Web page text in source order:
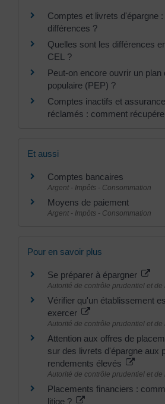
Comptes et livrets d'épargne :
différences ?
Quelles sont les différences
CEL ?
Peut-on encore ouvrir un plan
populaire (PEP) ?
Comptes inactifs et
réclamés : comment
Et aussi
Comptes bancaires
Argent - Impôts - Consommation
Moyens de paiement
Argent - Impôts - Consommation
Pour en savoir plus
Se préparer à épargner
Autorité de contrôle prudentiel et de
Vérifier qu'un établissement
exercer
Autorité de contrôle prudentiel et de
Attention aux offres de
sur des livrets d'épargne aux
rendements élevés
Autorité de contrôle prudentiel et de
Placements financiers :
litige ?